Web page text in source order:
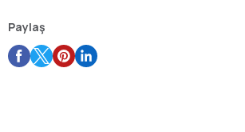
Paylaş